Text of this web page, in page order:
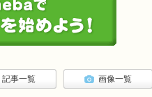
記事一覧 画像一覧